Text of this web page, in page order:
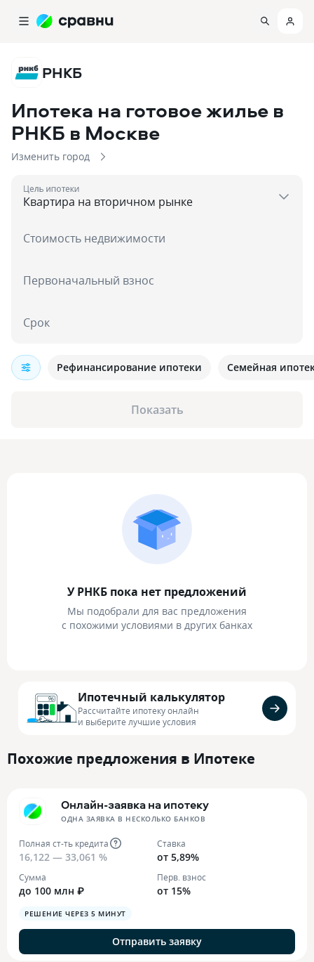
РНКБ
Ипотека на готовое жилье в
РНКБ в Москве
Изменить город
Цель ипотеки
Стоимость недвижимости
Первоначальный взнос
Срок
Показать
Рефинансирование ипотеки Семейная
У РНКБ пока нет предложений
Мы подобрали для вас предложения
с похожими условиями в других банках
Ипотечный калькулятор
Рассчитайте ипотеку онлайн
и выберите лучшие условия
Похожие предложения в Ипотеке
Онлайн-заявка на ипотеку
ОДНА ЗАЯВКА В НЕСКОЛЬКО БАНКОВ
Полная ст-ть кредита
16,122 — 33,061 %
Ставка
от 5,89%
Сумма
до 100 млн ₽
Перв. взнос
от 15%
РЕШЕНИЕ ЧЕРЕЗ 5 МИНУТ
Отправить заявку